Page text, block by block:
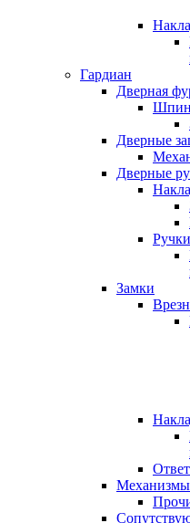
Гардиан
Дверная
Дверные
Дверные
Замки
Механизмы